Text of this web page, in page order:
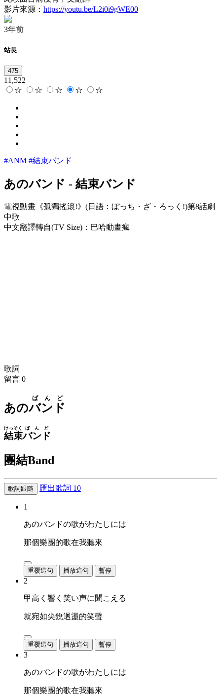
影片來源： https://youtu.be/L2i0i9gWE00
3年前
站長
475
11,522
☆
☆ ☆ ☆ ☆
#ANM #結束バンド
あのバンド - 結束バンド
電視動畫《孤獨搖滾!》(日語：ぼっち・ざ・ろっく!)第8話劇
中歌
中文翻譯轉自(TV Size)：巴哈動畫瘋
歌詞
留言 0
あのバンド
ばんど
結束
けっそく
バンド
ばんど
團結Band
歌詞跟隨 匯出歌詞 10
1
あのバンドの歌がわたしには
那個樂團的歌在我聽來
重覆這句 播放這句 暫停
2
甲高く響く笑い声に聞こえる
就宛如尖銳迴盪的笑聲
重覆這句 播放這句 暫停
3
あのバンドの歌がわたしには
那個樂團的歌在我聽來